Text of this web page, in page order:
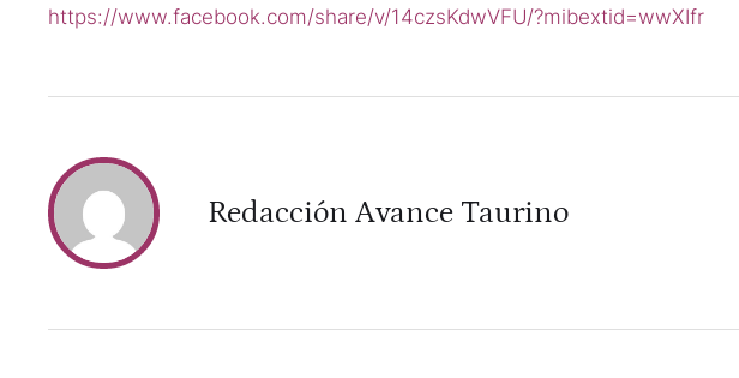
https://www.facebook.com/share/v/14czsKdwVFU/?mibextid=wwXIfr
Redacción Avance Taurino